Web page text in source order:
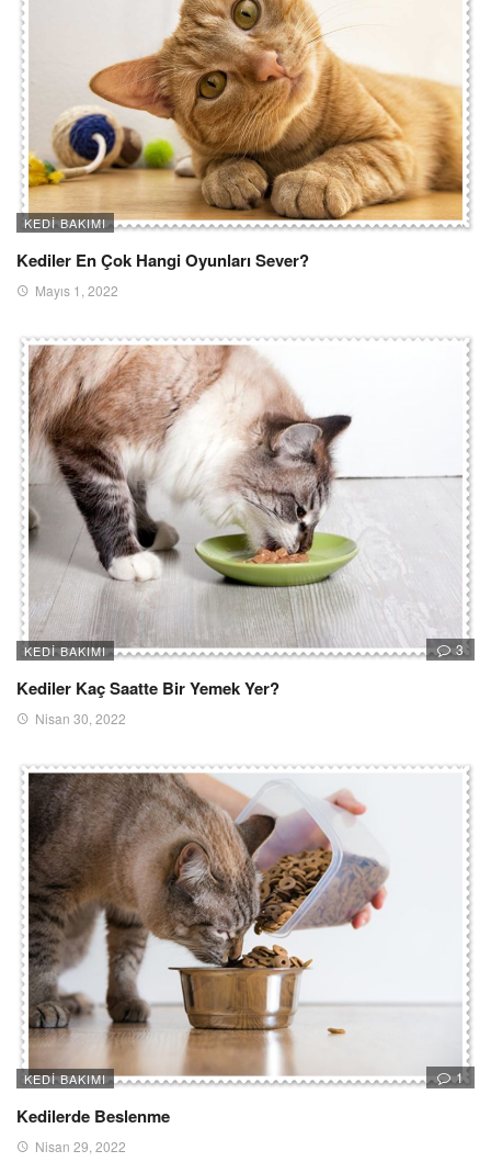
KEDI BAKIMI
Kediler En Çok Hangi Oyunları Sever?
Mayıs 1, 2022
KEDI BAKIMI 3
Kediler Kaç Saatte Bir Yemek Yer?
Nisan 30, 2022
KEDI BAKIMI 1
Kedilerde Beslenme
Nisan 29, 2022